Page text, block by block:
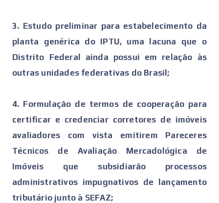
3. Estudo preliminar para estabelecimento da
planta genérica do IPTU, uma lacuna que o
Distrito Federal ainda possui em relação às
outras unidades federativas do Brasil;
4. Formulação de termos de cooperação para
certificar e credenciar corretores de imóveis
avaliadores com vista emitirem Pareceres
Técnicos de Avaliação Mercadológica de
Imóveis que subsidiarão processos
administrativos impugnativos de lançamento
tributário junto à SEFAZ;